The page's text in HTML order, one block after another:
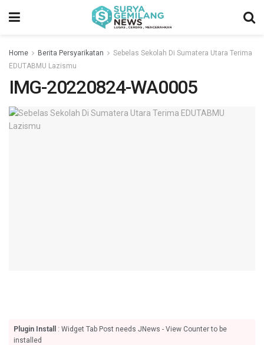
Home Berita Persyarikatan
Sebelas Sekolah Di Sumatera Utara Terima
EDUTABMU Lazismu
IMG-20220824-WA0005
Plugin Install
: Widget Tab Post needs JNews - View Counter to be
installed